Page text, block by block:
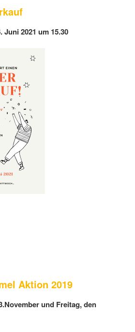
2021 um 15.30
Aktion 2019
und Freitag, den